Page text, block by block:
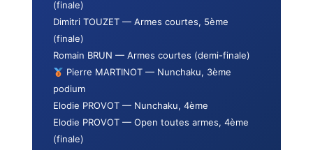
(finale)
Dimitri TOUZET — Armes courtes, 5ème
(finale)
Romain BRUN — Armes courtes (demi-finale)
Pierre MARTINOT — Nunchaku, 3ème
podium
Elodie PROVOT — Nunchaku, 4ème
Elodie PROVOT — Open toutes armes, 4ème
(finale)